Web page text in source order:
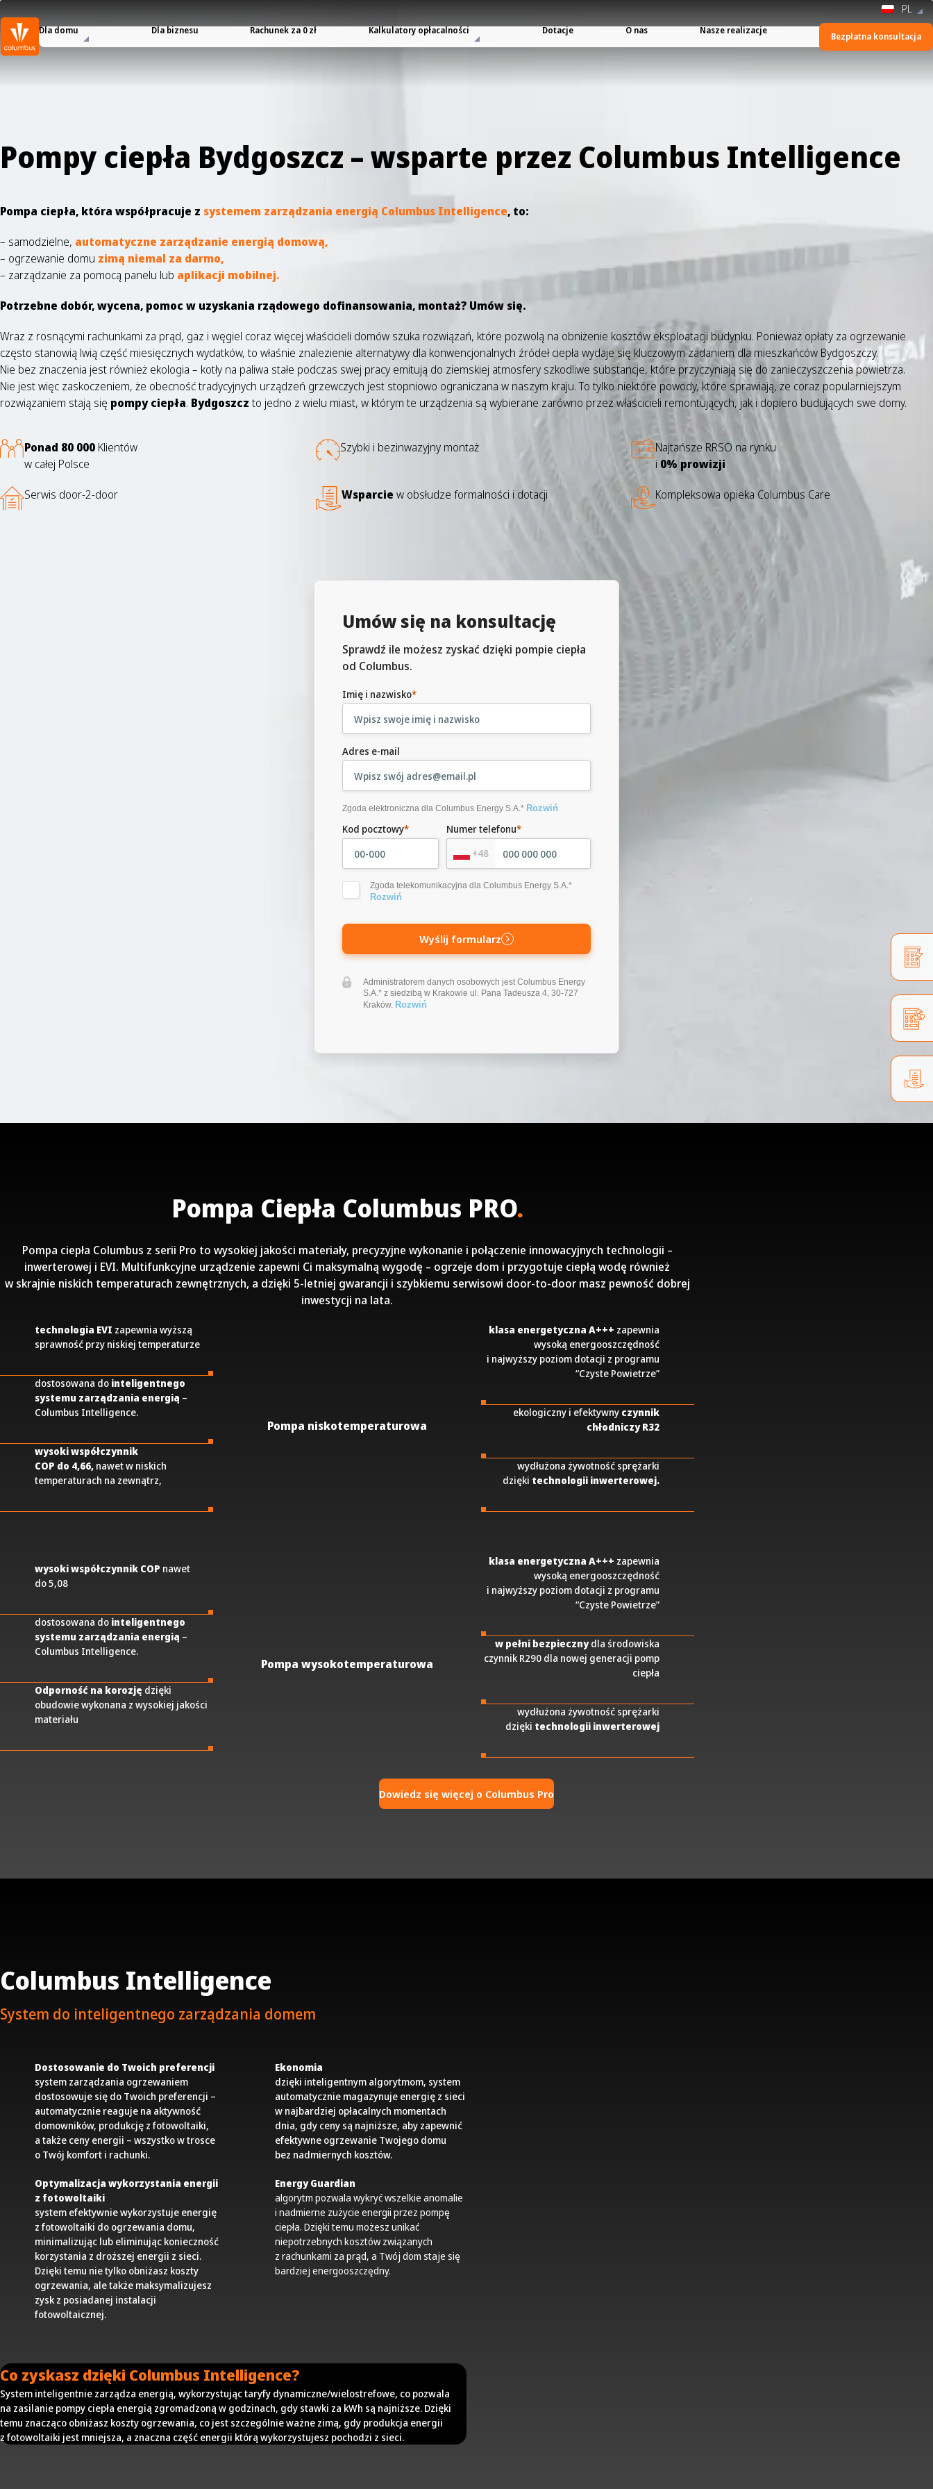
PL
Dla domu Dla biznesu Rachunek za 0 zł Kalkulatory opłacalności Dotacje O nas Nasze realizacje
Bezpłatna konsultacja
Pompy ciepła Bydgoszcz – wsparte przez Columbus Intelligence
Pompa ciepła, która współpracuje z systemem zarządzania energią Columbus Intelligence, to:
– samodzielne, automatyczne zarządzanie energią domową,
– ogrzewanie domu zimą niemal za darmo,
– zarządzanie za pomocą panelu lub aplikacji mobilnej.
Potrzebne dobór, wycena, pomoc w uzyskania rządowego dofinansowania, montaż? Umów się.
Wraz z rosnącymi rachunkami za prąd, gaz i węgiel coraz więcej właścicieli domów szuka rozwiązań, które pozwolą na obniżenie kosztów eksploatacji budynku. Ponieważ opłaty za ogrzewanie
często stanowią lwią część miesięcznych wydatków, to właśnie znalezienie alternatywy dla konwencjonalnych źródeł ciepła wydaje się kluczowym zadaniem dla mieszkańców Bydgoszczy.
Nie bez znaczenia jest również ekologia – kotły na paliwa stałe podczas swej pracy emitują do ziemskiej atmosfery szkodliwe substancje, które przyczyniają się do zanieczyszczenia powietrza.
Nie jest więc zaskoczeniem, że obecność tradycyjnych urządzeń grzewczych jest stopniowo ograniczana w naszym kraju. To tylko niektóre powody, które sprawiają, że coraz popularniejszym
rozwiązaniem stają się pompy ciepła. Bydgoszcz to jedno z wielu miast, w którym te urządzenia są wybierane zarówno przez właścicieli remontujących, jak i dopiero budujących swe domy.
Ponad 80 000 Klientów
w całej Polsce
Szybki i bezinwazyjny montaż
Najtańsze RRSO na rynku
i 0% prowizji
Serwis door-2-door
Wsparcie w obsłudze formalności i dotacji Kompleksowa opieka Columbus Care
Umów się na konsultację
Sprawdź ile możesz zyskać dzięki pompie ciepła
od Columbus.
Imię i nazwisko*
Adres e-mail
Zgoda elektroniczna dla Columbus Energy S.A.* Rozwiń
Kod pocztowy* Numer telefonu*
+48
Zgoda telekomunikacyjna dla Columbus Energy S.A.*
Rozwiń
Wyślij formularz
Administratorem danych osobowych jest Columbus Energy
S.A.* z siedzibą w Krakowie ul. Pana Tadeusza 4, 30-727
Kraków. Rozwiń
Pompa Ciepła Columbus PRO.
Pompa ciepła Columbus z serii Pro to wysokiej jakości materiały, precyzyjne wykonanie i połączenie innowacyjnych technologii –
inwerterowej i EVI. Multifunkcyjne urządzenie zapewni Ci maksymalną wygodę – ogrzeje dom i przygotuje ciepłą wodę również
w skrajnie niskich temperaturach zewnętrznych, a dzięki 5-letniej gwarancji i szybkiemu serwisowi door-to-door masz pewność dobrej
inwestycji na lata.
technologia EVI zapewnia wyższą
sprawność przy niskiej temperaturze
dostosowana do inteligentnego
systemu zarządzania energią –
Columbus Intelligence.
wysoki współczynnik
COP do 4,66, nawet w niskich
temperaturach na zewnątrz,
Pompa niskotemperaturowa
klasa energetyczna A+++ zapewnia
wysoką energooszczędność
i najwyższy poziom dotacji z programu
“Czyste Powietrze”
ekologiczny i efektywny czynnik
chłodniczy R32
wydłużona żywotność sprężarki
dzięki technologii inwerterowej.
wysoki współczynnik COP nawet
do 5,08
dostosowana do inteligentnego
systemu zarządzania energią –
Columbus Intelligence.
Odporność na korozję dzięki
obudowie wykonana z wysokiej jakości
materiału
Pompa wysokotemperaturowa
klasa energetyczna A+++ zapewnia
wysoką energooszczędność
i najwyższy poziom dotacji z programu
“Czyste Powietrze”
w pełni bezpiecznydla środowiska
czynnik R290 dla nowej generacji pomp
ciepła
wydłużona żywotność sprężarki
dzięki technologii inwerterowej
Dowiedz się więcej o Columbus Pro
Columbus Intelligence
System do inteligentnego zarządzania domem
Dostosowanie do Twoich preferencji
system zarządzania ogrzewaniem
dostosowuje się do Twoich preferencji –
automatycznie reaguje na aktywność
domowników, produkcję z fotowoltaiki,
a także ceny energii – wszystko w trosce
o Twój komfort i rachunki.
Ekonomia
dzięki inteligentnym algorytmom, system
automatycznie magazynuje energię z sieci
w najbardziej opłacalnych momentach
dnia, gdy ceny są najniższe, aby zapewnić
efektywne ogrzewanie Twojego domu
bez nadmiernych kosztów.
Optymalizacja wykorzystania energii
z fotowoltaiki
system efektywnie wykorzystuje energię
z fotowoltaiki do ogrzewania domu,
minimalizując lub eliminując konieczność
korzystania z droższej energii z sieci.
Dzięki temu nie tylko obniżasz koszty
ogrzewania, ale także maksymalizujesz
zysk z posiadanej instalacji
fotowoltaicznej.
Energy Guardian
algorytm pozwala wykryć wszelkie anomalie
i nadmierne zużycie energii przez pompę
ciepła. Dzięki temu możesz unikać
niepotrzebnych kosztów związanych
z rachunkami za prąd, a Twój dom staje się
bardziej energooszczędny.
Co zyskasz dzięki Columbus Intelligence?
System inteligentnie zarządza energią, wykorzystując taryfy dynamiczne/wielostrefowe, co pozwala
na zasilanie pompy ciepła energią zgromadzoną w godzinach, gdy stawki za kWh są najniższe. Dzięki
temu znacząco obniżasz koszty ogrzewania, co jest szczególnie ważne zimą, gdy produkcja energii
z fotowoltaiki jest mniejsza, a znaczna część energii którą wykorzystujesz pochodzi z sieci.